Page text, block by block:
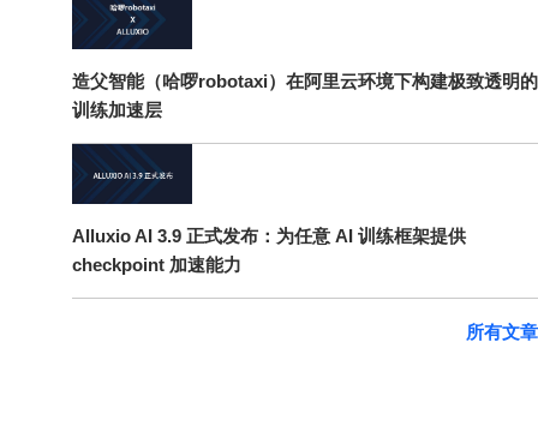
造父智能（哈啰robotaxi）在阿里云环境下构建极致透明的
训练加速层
Alluxio AI 3.9 正式发布：为任意 AI 训练框架提供
checkpoint 加速能力
所有文章